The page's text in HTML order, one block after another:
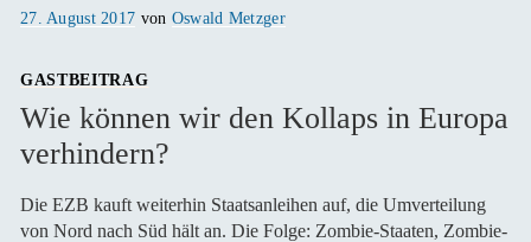
Veröffentlicht
27. August 2017 von Oswald Metzger
GASTBEITRAG
Wie können wir den Kollaps in Europa
verhindern?
Die EZB kauft weiterhin Staatsanleihen auf, die Umverteilung
von Nord nach Süd hält an. Die Folge: Zombie-Staaten, Zombie-